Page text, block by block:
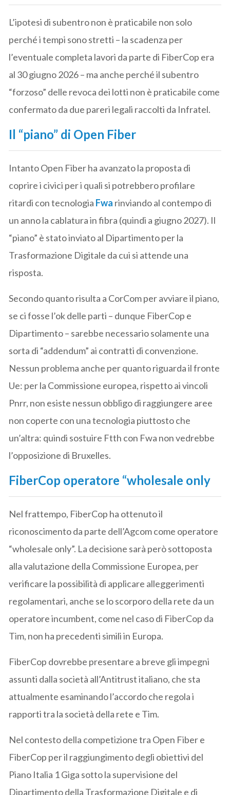
L’ipotesi di subentro non è praticabile non solo
perché i tempi sono stretti – la scadenza per
l’eventuale completa lavori da parte di FiberCop era
al 30 giugno 2026 – ma anche perché il subentro
“forzoso” delle revoca dei lotti non è praticabile come
confermato da due pareri legali raccolti da Infratel.
Il “piano” di Open Fiber
Intanto Open Fiber ha avanzato la proposta di
coprire i civici per i quali si potrebbero profilare
ritardi con tecnologia Fwa rinviando al contempo di
un anno la cablatura in fibra (quindi a giugno 2027). Il
“piano” è stato inviato al Dipartimento per la
Trasformazione Digitale da cui si attende una
risposta.
Secondo quanto risulta a CorCom per avviare il piano,
se ci fosse l’ok delle parti – dunque FiberCop e
Dipartimento – sarebbe necessario solamente una
sorta di “addendum” ai contratti di convenzione.
Nessun problema anche per quanto riguarda il fronte
Ue: per la Commissione europea, rispetto ai vincoli
Pnrr, non esiste nessun obbligo di raggiungere aree
non coperte con una tecnologia piuttosto che
un’altra: quindi sostuire Ftth con Fwa non vedrebbe
l’opposizione di Bruxelles.
FiberCop operatore “wholesale only
Nel frattempo, FiberCop ha ottenuto il
riconoscimento da parte dell’Agcom come operatore
“wholesale only”. La decisione sarà però sottoposta
alla valutazione della Commissione Europea, per
verificare la possibilità di applicare alleggerimenti
regolamentari, anche se lo scorporo della rete da un
operatore incumbent, come nel caso di FiberCop da
Tim, non ha precedenti simili in Europa.
FiberCop dovrebbe presentare a breve gli impegni
assunti dalla società all’Antitrust italiano, che sta
attualmente esaminando l’accordo che regola i
rapporti tra la società della rete e Tim.
Nel contesto della competizione tra Open Fiber e
FiberCop per il raggiungimento degli obiettivi del
Piano Italia 1 Giga sotto la supervisione del
Dipartimento della Trasformazione Digitale e di